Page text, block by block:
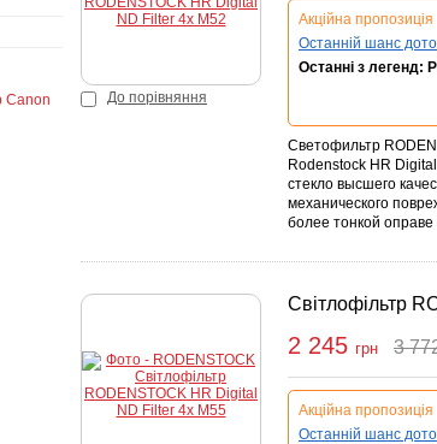
До порівняння
Акційна пропозиція
Останній шанс
Останні з легенд:
Светофильтр
Rodenstock HR
стекло высшего
механического
более тонкой
Світлофільтр
2 245 грн 3
Купити
Акційна пропозиція
Останній шанс